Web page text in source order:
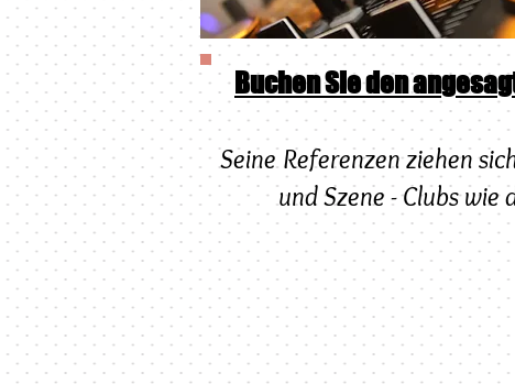
Buchen Sie den
Seine Referenzen ziehen
und Szene - Clubs wie